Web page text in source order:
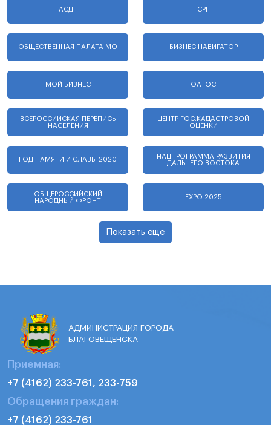
АСДГ СРГ
ОБЩЕСТВЕННАЯ ПАЛАТА МО БИЗНЕС НАВИГАТОР
МОЙ БИЗНЕС ОАТОС
ВСЕРОССИЙСКАЯ ПЕРЕПИСЬ
НАСЕЛЕНИЯ
ЦЕНТР ГОС.КАДАСТРОВОЙ
ОЦЕНКИ
ГОД ПАМЯТИ И СЛАВЫ 2020
НАЦПРОГРАММА РАЗВИТИЯ
ДАЛЬНЕГО ВОСТОКА
ОБЩЕРОССИЙСКИЙ
НАРОДНЫЙ ФРОНТ
EXPO 2025
Показать еще
АДМИНИСТРАЦИЯ ГОРОДА
БЛАГОВЕЩЕНСКА
Приемная:
+7 (4162) 233-761, 233-759
Обращения граждан:
+7 (4162) 233-761